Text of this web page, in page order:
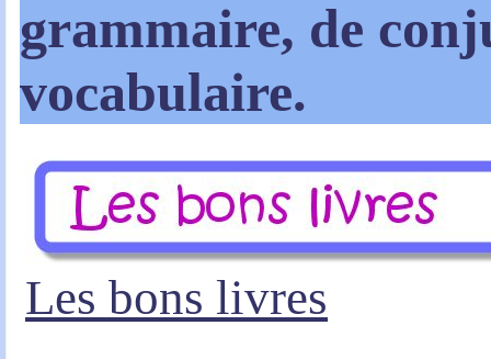
grammaire, de
vocabulaire.
Les bons livres